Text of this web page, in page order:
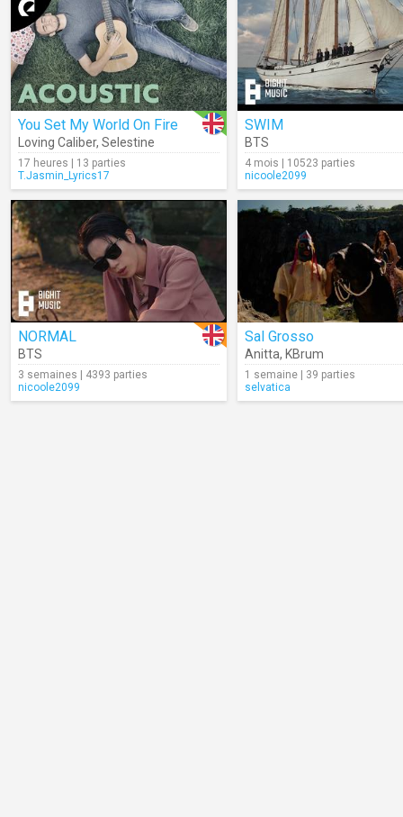
You Set My World On Fire
Loving Caliber, Selestine
17 heures | 13 parties
T.Jasmin_Lyrics17
SWIM
BTS
4 mois | 10523 parties
nicoole2099
NORMAL
BTS
3 semaines | 4393 parties
nicoole2099
Sal Grosso
Anitta, KBrum
1 semaine | 39 parties
selvatica